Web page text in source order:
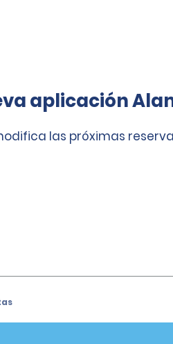
aplicación
las próximas